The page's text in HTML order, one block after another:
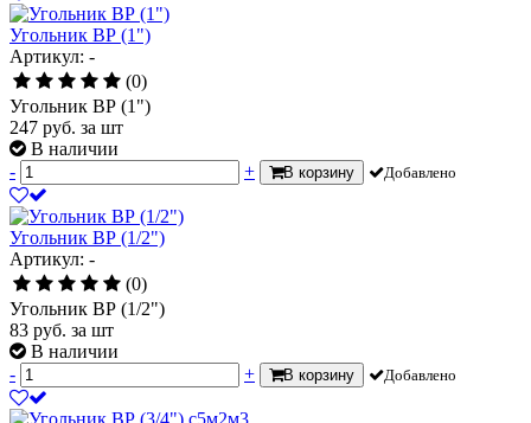
Угольник ВР (1")
Артикул: -
(0)
Угольник ВР (1")
247 руб. за шт
В наличии
-
+ В корзину Добавлено
Угольник ВР (1/2")
Артикул: -
(0)
Угольник ВР (1/2")
83 руб. за шт
В наличии
-
+ В корзину Добавлено